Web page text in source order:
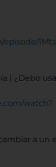
| ¿Debo
watch?
a un